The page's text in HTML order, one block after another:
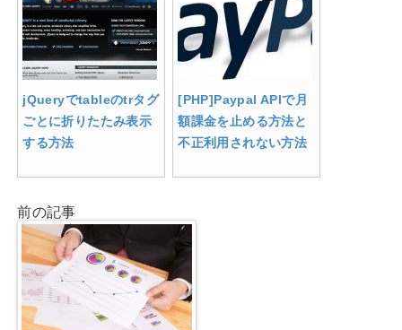
jQueryでtableのtrタグ
ごとに折りたたみ表示
する方法
[PHP]Paypal APIで月
額課金を止める方法と
不正利用されない方法
前の記事